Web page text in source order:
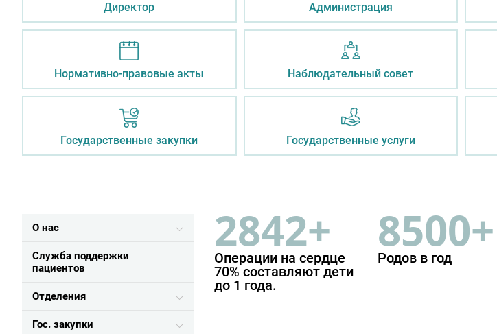
Директор Администрация
Нормативно-правовые акты Наблюдательный совет
Государственные закупки Государственные услуги
О нас
Служба поддержки
пациентов
Отделения
Гос. закупки
2842+
Операции на сердце
70% составляют дети
до 1 года.
8500+
Родов в год